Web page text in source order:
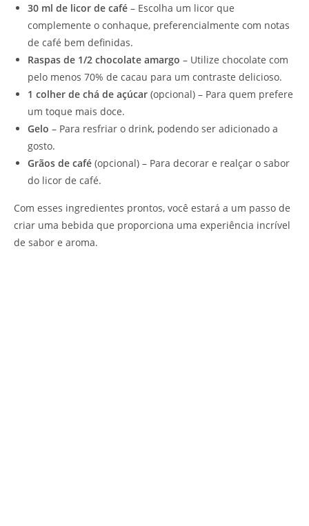
30 ml de licor de café – Escolha um licor que
complemente o conhaque, preferencialmente com notas
de café bem definidas.
Raspas de 1/2 chocolate amargo – Utilize chocolate com
pelo menos 70% de cacau para um contraste delicioso.
1 colher de chá de açúcar (opcional) – Para quem prefere
um toque mais doce.
Gelo – Para resfriar o drink, podendo ser adicionado a
gosto.
Grãos de café (opcional) – Para decorar e realçar o sabor
do licor de café.
Com esses ingredientes prontos, você estará a um passo de
criar uma bebida que proporciona uma experiência incrível
de sabor e aroma.